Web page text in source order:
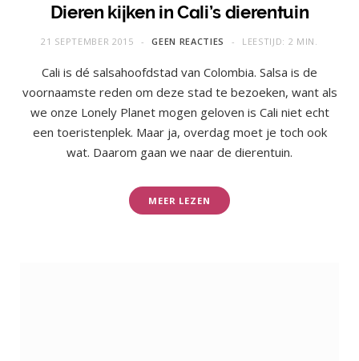
Dieren kijken in Cali’s dierentuin
21 SEPTEMBER 2015 GEEN REACTIES LEESTIJD: 2 MIN.
Cali is dé salsahoofdstad van Colombia. Salsa is de
voornaamste reden om deze stad te bezoeken, want als
we onze Lonely Planet mogen geloven is Cali niet echt
een toeristenplek. Maar ja, overdag moet je toch ook
wat. Daarom gaan we naar de dierentuin.
MEER LEZEN